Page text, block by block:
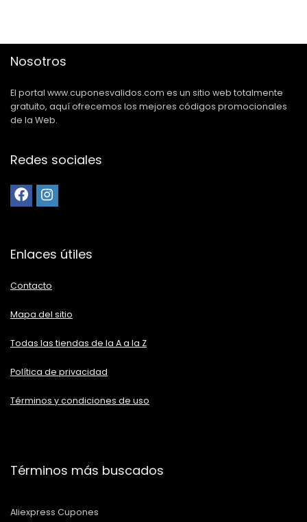
Nosotros
El portal www.cuponesvalidos.com es un sitio web totalmente
gratuito, aquí ofrecemos los mejores códigos promocionales
de la Web.
Redes sociales
Enlaces útiles
Contacto
Mapa del sitio
Todas las tiendas de la A a la Z
Política de privacidad
Términos y condiciones de uso
Términos más buscados
Aliexpress Cupones